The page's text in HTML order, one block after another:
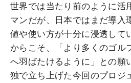
世界では当たり前のように活
マンだが、日本ではまだ導入
値や使い方が十分に浸透して
からこそ、「より多くのゴル
へ羽ばたけるように」との願
独で立ち上げた今回のプロジ